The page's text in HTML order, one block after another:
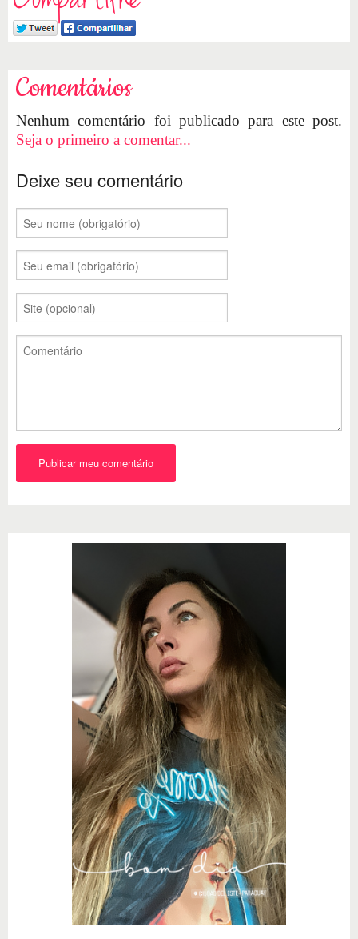
Comentários
Nenhum comentário foi publicado para este post.
Seja o primeiro a comentar...
Deixe seu comentário